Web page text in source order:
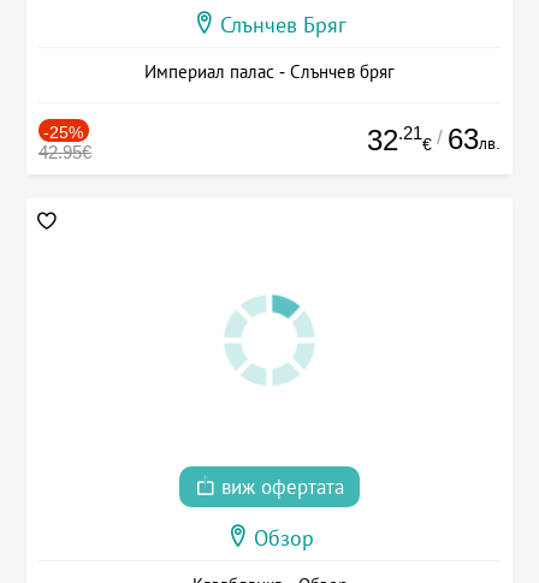
Слънчев Бряг
Империал палас - Слънчев бряг
-25%
42.95€ 32.21
€ / 63лв.
виж офертата
Обзор